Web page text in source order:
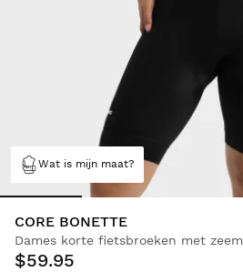
Wat is mijn maat?
CORE BONETTE
Dames korte fietsbroeken met zeem
$59.95